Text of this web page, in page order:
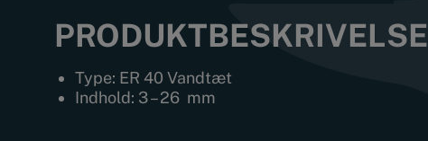
PRODUKTBESKRIVELSE
Type: ER 40 Vandtæt
Indhold: 3 – 26 mm